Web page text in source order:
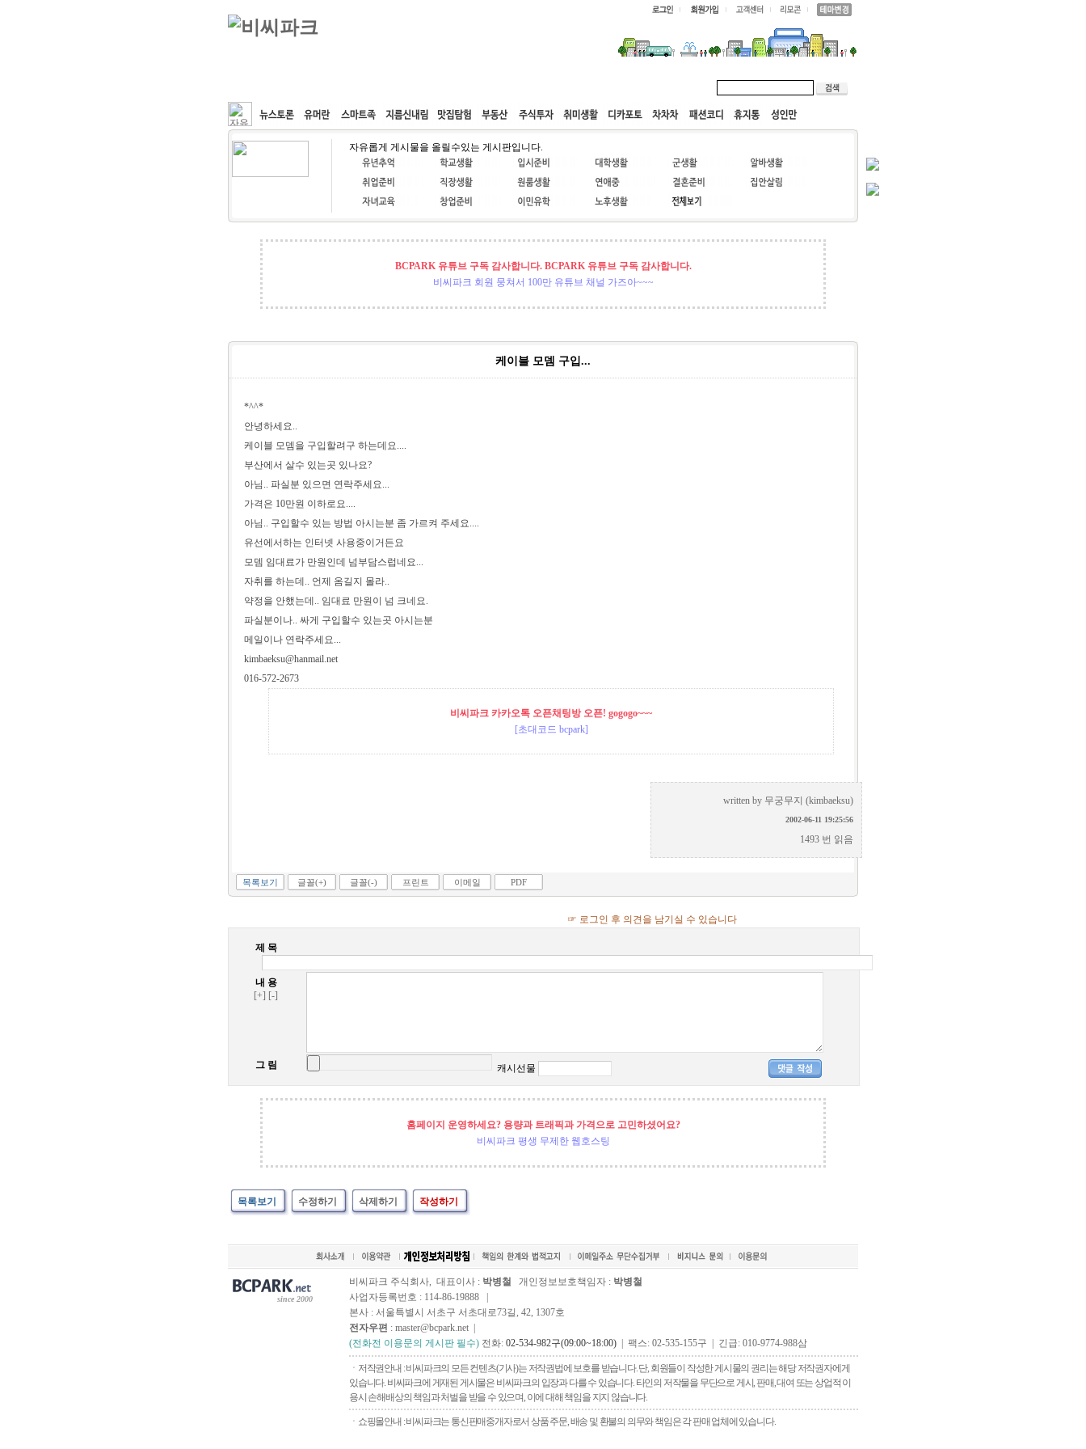
커뮤니티 속도패치 웹호스팅 공동구매 고객센터
자유롭게 게시물을 올릴수있는 게시판입니다.
BCPARK 유튜브 구독 감사합니다. BCPARK 유튜브 구독 감사합니다.
비씨파크 회원 뭉쳐서 100만 유튜브 채널 가즈아~~~
케이블 모뎀 구입...
*^^*
안녕하세요..
케이블 모뎀을 구입할려구 하는데요....
부산에서 살수 있는곳 있나요?
아님.. 파실분 있으면 연락주세요...
가격은 10만원 이하로요....
아님.. 구입할수 있는 방법 아시는분 좀 가르켜 주세요....
유선에서하는 인터넷 사용중이거든요
모뎀 임대료가 만원인데 넘부담스럽네요...
자취를 하는데.. 언제 옴길지 몰라..
약정을 안했는데.. 임대료 만원이 넘 크네요.
파실분이나.. 싸게 구입할수 있는곳 아시는분
메일이나 연락주세요...
kimbaeksu@hanmail.net
016-572-2673
비씨파크 카카오톡 오픈채팅방 오픈! gogogo~~~
[초대코드 bcpark]
written by 무궁무지 (kimbaeksu)
2002-06-11 19:25:56
1493 번 읽음
목록보기 글꼴(+) 글꼴(-) 프린트 이메일 PDF
☞ 로그인 후 의견을 남기실 수 있습니다
제 목
내 용
[+] [-]
그 림 캐시선물
홈페이지 운영하세요? 용량과 트래픽과 가격으로 고민하셨어요?
비씨파크 평생 무제한 웹호스팅
목록보기 수정하기 삭제하기 작성하기
since 2000
비씨파크 주식회사, 대표이사 : 박병철 개인정보보호책임자 : 박병철
사업자등록번호 : 114-86-19888 |
본사 : 서울특별시 서초구 서초대로73길, 42, 1307호
전자우편 : master@bcpark.net |
(전화전 이용문의 게시판 필수) 전화: 02-534-982구(09:00~18:00) | 팩스: 02-535-155구 | 긴급: 010-9774-988삼
ㆍ저작권안내 : 비씨파크의 모든 컨텐츠(기사)는 저작권법에 보호를 받습니다. 단, 회원들이 작성한 게시물의 권리는 해당 저작권자에게
있습니다. 비씨파크에 게재된 게시물은 비씨파크의 입장과 다를 수 있습니다. 타인의 저작물을 무단으로 게시, 판매, 대여 또는 상업적 이
용시 손해배상의 책임과 처벌을 받을 수 있으며, 이에 대해 책임을 지지 않습니다.
ㆍ쇼핑몰안내 : 비씨파크는 통신판매중개자로서 상품 주문, 배송 및 환불의 의무와 책임은 각 판매 업체에 있습니다.